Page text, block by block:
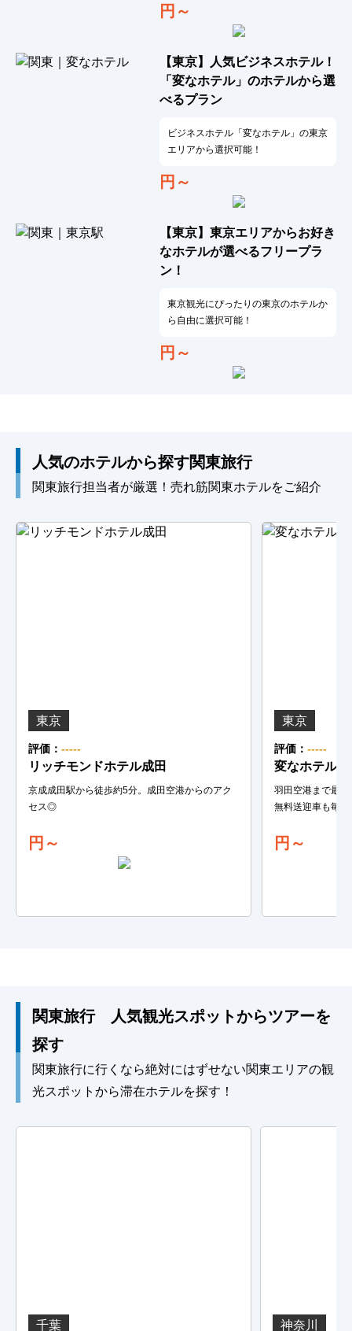
円～
【東京】人気ビジネスホテル！
「変なホテル」のホテルから選
べるプラン
ビジネスホテル「変なホテル」の東京
エリアから選択可能！
円～
【東京】東京エリアからお好き
なホテルが選べるフリープラ
ン！
東京観光にぴったりの東京のホテルか
ら自由に選択可能！
円～
人気のホテルから探す関東旅行
関東旅行担当者が厳選！売れ筋関東ホテルをご紹介
東京
評価： -----
リッチモンドホテル成田
京成成田駅から徒歩約5分。成田空港からのアク
セス◎
円～
東京
評価：-----
変なホテル
羽田空港まで最
無料送迎車も毎日
円～
関東旅行 人気観光スポットからツアーを
探す
関東旅行に行くなら絶対にはずせない関東エリアの観
光スポットから滞在ホテルを探す！
千葉 神奈川